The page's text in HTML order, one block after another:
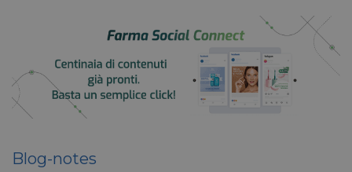
Blog-notes